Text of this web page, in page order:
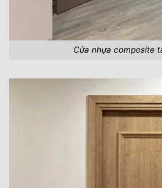
Cửa nhựa composite